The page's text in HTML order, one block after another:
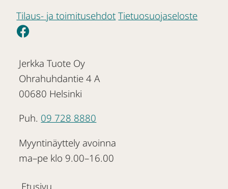
Tilaus- ja toimitusehdot Tietuosuojaseloste
Jerkka Tuote Oy
Ohrahuhdantie 4 A
00680 Helsinki
Puh. 09 728 8880
Myyntinäyttely avoinna
ma–pe klo 9.00–16.00
Etusivu